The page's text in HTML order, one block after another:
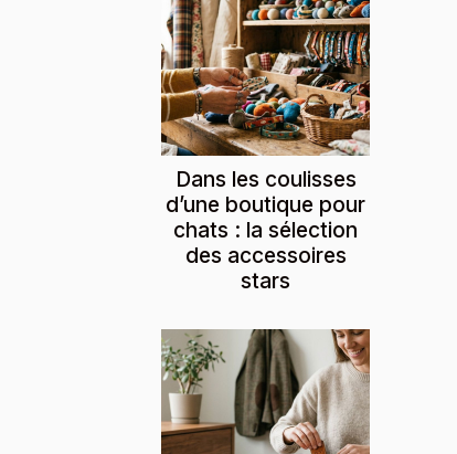
Dans les coulisses
d’une boutique pour
chats : la sélection
des accessoires
stars